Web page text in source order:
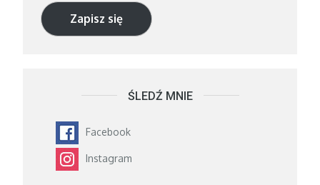
mail
Zapisz się
ŚLEDŹ MNIE
Facebook
Instagram